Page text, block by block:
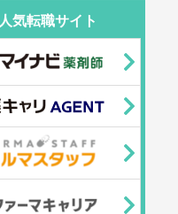
人気転職サイト